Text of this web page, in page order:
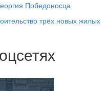
Победоносца
трёх новых жилых